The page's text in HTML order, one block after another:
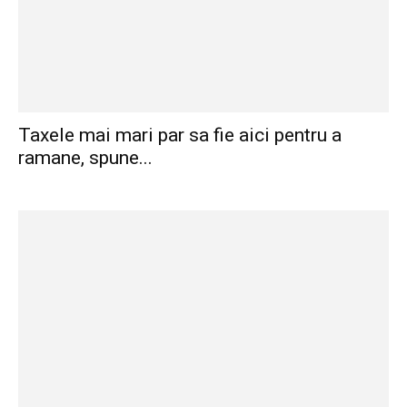
Taxele mai mari par sa fie aici pentru a
ramane, spune...